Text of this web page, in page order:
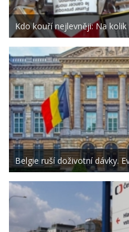
Kdo kouří nejlevněji: Na
Belgie ruší doživotní dávky.